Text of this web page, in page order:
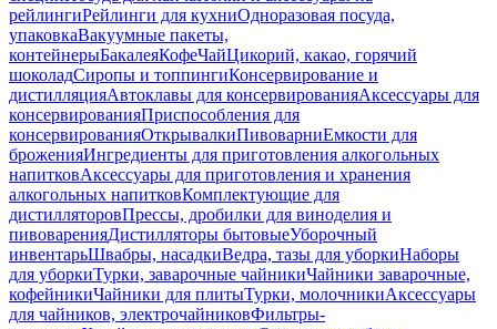
рейлингиРейлинги для кухниОдноразовая посуда,
упаковкаВакуумные пакеты,
контейнерыБакалеяКофеЧайЦикорий, какао, горячий
шоколадСиропы и топпингиКонсервирование и
дистилляцияАвтоклавы для консервированияАксессуары для
консервированияПриспособления для
консервированияОткрывалкиПивоварниЕмкости для
броженияИнгредиенты для приготовления алкогольных
напитковАксессуары для приготовления и хранения
алкогольных напитковКомплектующие для
дистилляторовПрессы, дробилки для виноделия и
пивоваренияДистилляторы бытовыеУборочный
инвентарьШвабры, насадкиВедра, тазы для уборкиНаборы
для уборкиТурки, заварочные чайникиЧайники заварочные,
кофейникиЧайники для плитыТурки, молочникиАксессуары
для чайников, электрочайниковФильтры-